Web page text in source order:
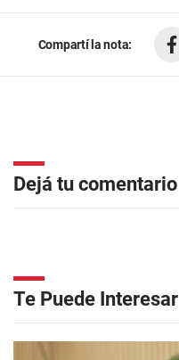
Compartí la nota:
Dejá tu comentario
Te Puede Interesar